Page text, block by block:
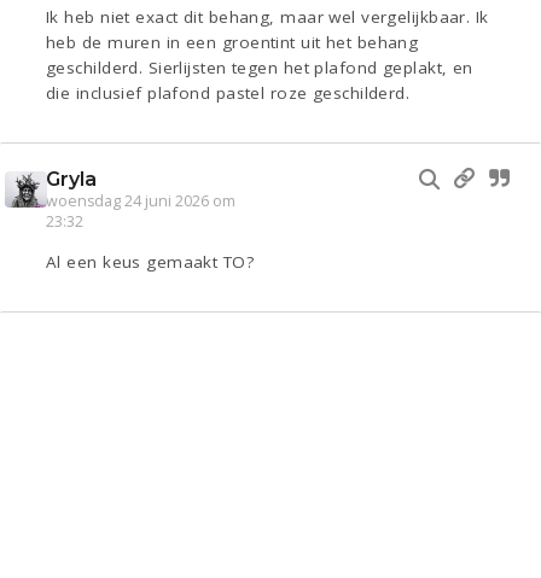
Ik heb niet exact dit behang, maar wel vergelijkbaar. Ik
heb de muren in een groentint uit het behang
geschilderd. Sierlijsten tegen het plafond geplakt, en
die inclusief plafond pastel roze geschilderd.
Gryla
woensdag 24 juni 2026 om
23:32
Al een keus gemaakt TO?